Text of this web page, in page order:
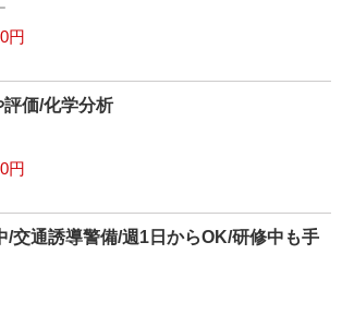
円
価/化学分析
円
/交通誘導警備/週1日からOK/研修中も手